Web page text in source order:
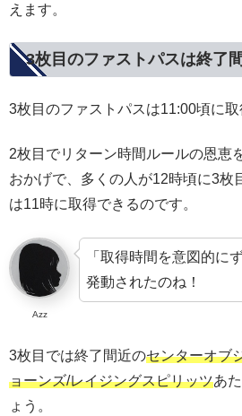
えます。
3枚目のファストパスは終了
3枚目のファストパスは11:00頃に取
2枚目でリターン時間ルールの恩恵
おかげで、多くの人が12時頃に3枚
は11時に取得できるのです。
Azz
「取得時間を意図的に
発動されたのね！
3枚目では終了間近のセンターオブ
ョーンズ/レイジングスピリッツあ
ょう。